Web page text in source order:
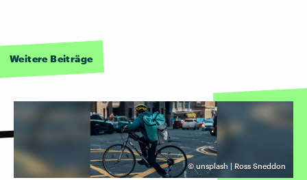
Weitere Beiträge
©unsplash | Ross Sneddon